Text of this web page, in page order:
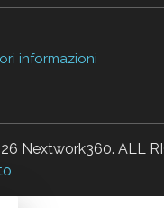
informazioni
Nextwork360. ALL